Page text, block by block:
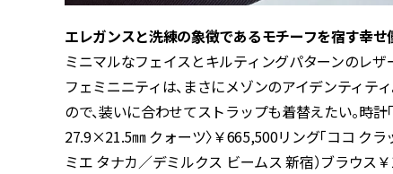
エレガンスと洗練の象徴であるモチーフを宿す幸せ
ミニマルなフェイスとキルティングパターンのレ
フェミニニティは、まさにメゾンのアイデンティテ
ので、装いに合わせてストラップも着替えたい。時
27.9×21.5㎜ クォーツ〉￥665,500リング「ココ クラ
ミエ タナカ／デミルクス ビームス 新宿）ブラウス